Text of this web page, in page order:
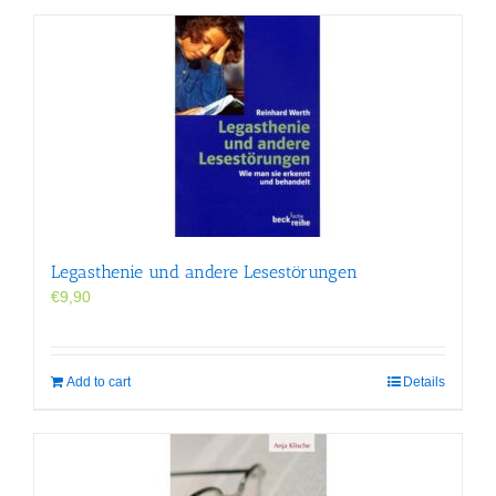
Legasthenie und andere Lesestörungen
€9,90
Add to cart Details